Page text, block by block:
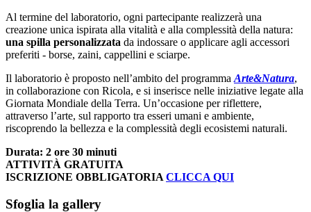
Al termine del laboratorio, ogni partecipante realizzerà una
creazione unica ispirata alla vitalità e alla complessità della natura:
una spilla personalizzata da indossare o applicare agli accessori
preferiti - borse, zaini, cappellini e sciarpe.
Il laboratorio è proposto nell’ambito del programma Arte&Natura,
in collaborazione con Ricola, e si inserisce nelle iniziative legate alla
Giornata Mondiale della Terra. Un’occasione per riflettere,
attraverso l’arte, sul rapporto tra esseri umani e ambiente,
riscoprendo la bellezza e la complessità degli ecosistemi naturali.
Durata: 2 ore 30 minuti
ATTIVITÀ GRATUITA
ISCRIZIONE OBBLIGATORIA CLICCA QUI
Sfoglia la gallery